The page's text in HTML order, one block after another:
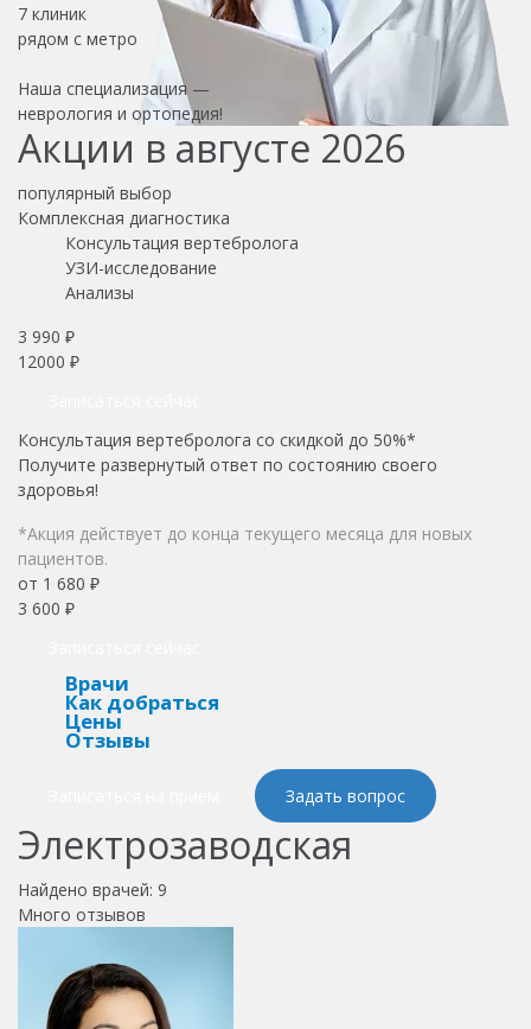
7 клиник
рядом с метро
Наша специализация —
неврология и ортопедия!
Акции в августе 2026
популярный выбор
Комплексная диагностика
Консультация вертебролога
УЗИ-исследование
Анализы
3 990 ₽
12000 ₽
Консультация вертебролога со скидкой до 50%*
Получите развернутый ответ по состоянию своего
здоровья!
*Акция действует до конца текущего месяца для новых
пациентов.
от 1 680 ₽
3 600 ₽
Врачи
Как добраться
Цены
Отзывы
Задать вопрос
Электрозаводская
Найдено врачей: 9
Много отзывов